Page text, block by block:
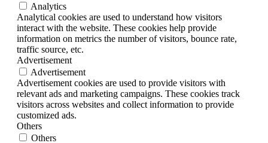
Analytics
Analytical cookies are used to understand how visitors
interact with the website. These cookies help provide
information on metrics the number of visitors, bounce rate,
traffic source, etc.
Advertisement
Advertisement
Advertisement cookies are used to provide visitors with
relevant ads and marketing campaigns. These cookies track
visitors across websites and collect information to provide
customized ads.
Others
Others